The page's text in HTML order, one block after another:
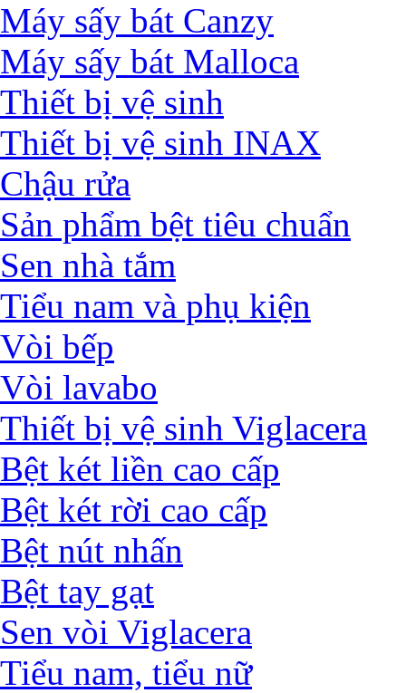
Máy sấy bát Canzy
Máy sấy bát Malloca
Thiết bị vệ sinh
Thiết bị vệ sinh INAX
Chậu rửa
Sản phẩm bệt tiêu chuẩn
Sen nhà tắm
Tiểu nam và phụ kiện
Vòi bếp
Vòi lavabo
Thiết bị vệ sinh Viglacera
Bệt két liền cao cấp
Bệt két rời cao cấp
Bệt nút nhấn
Bệt tay gạt
Sen vòi Viglacera
Tiểu nam, tiểu nữ